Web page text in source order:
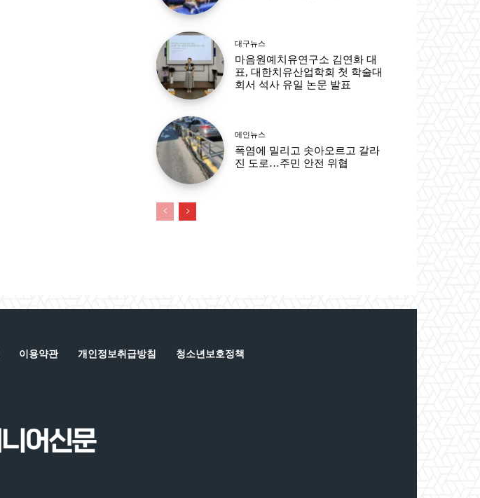
대구뉴스
마음원예치유연구소 김연화 대
표, 대한치유산업학회 첫 학술대
회서 석사 유일 논문 발표
메인뉴스
폭염에 밀리고 솟아오르고 갈라
진 도로…주민 안전 위협
이용약관 개인정보취급방침 청소년보호정책